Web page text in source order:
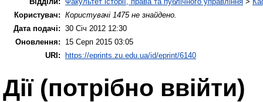
Користувач: Користувачі 1475 не знайдено.
Дата подачі: 30 Січ 2012 12:30
Оновлення:
15 Серп 2015 03:05
URI:
https://eprints.zu.edu.ua/id/eprint/6140
Дії ​​(потрібно ввійти)